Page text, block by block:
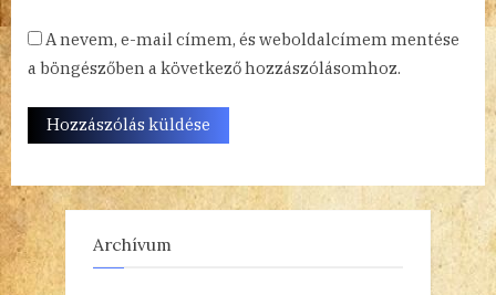
A nevem, e-mail címem, és weboldalcímem mentése
a böngészőben a következő hozzászólásomhoz.
Archívum